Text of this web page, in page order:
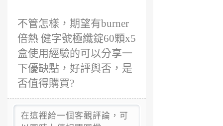
不管怎樣，期望有burner
倍熱 健字號極纖錠60顆x5
盒使用經驗的可以分享一
下優缺點，好評與否，是
否值得購買?